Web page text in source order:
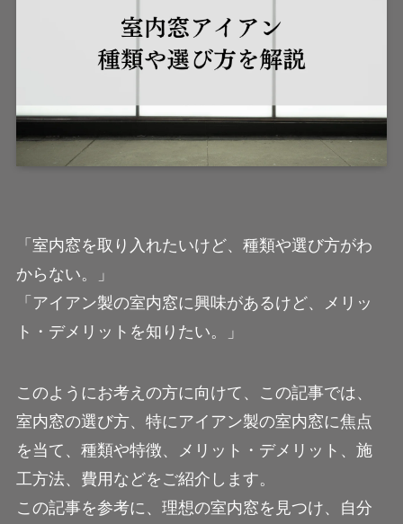
「室内窓を取り入れたいけど、種類や選び方がわ
からない。」
「アイアン製の室内窓に興味があるけど、メリッ
ト・デメリットを知りたい。」
このようにお考えの方に向けて、この記事では、
室内窓の選び方、特にアイアン製の室内窓に焦点
を当て、種類や特徴、メリット・デメリット、施
工方法、費用などをご紹介します。
この記事を参考に、理想の室内窓を見つけ、自分